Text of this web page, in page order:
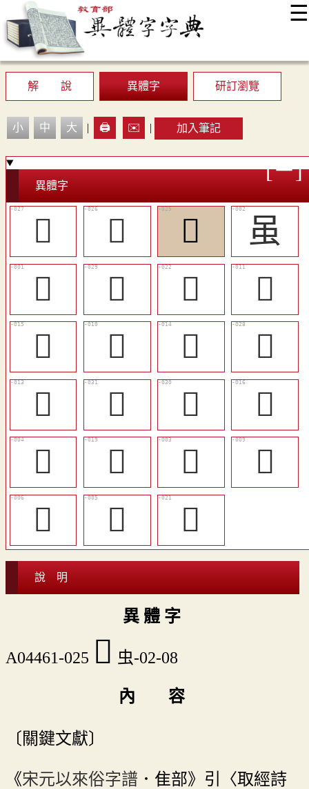
☰
最新消息
顯示模式
網站導覽
解 說
異體字 研訂瀏覽
小 中 大 | 🖨️ ✉️ | 加入筆記
異體字
󶝡 󶝠 󶝟
虽
𧐌
𨾡 󶝞
󶝗
󶝚
󶝖 󶝙
󶝢
󶝘
󶝤 󶝣
󶝛
󶝒
󶝜 𨿽
󶝕
󶝔
󶝓 󶝝
說 明
異 體 字
A04461-025 󶝟 虫-02-08
內 容
〔關鍵文獻〕
《宋元以來俗字譜 ．隹部》引〈取經詩